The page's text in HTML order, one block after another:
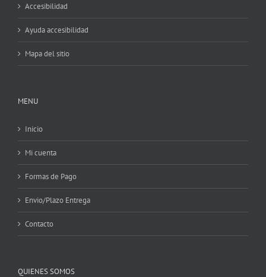
Accesibilidad
Ayuda accesibilidad
Mapa del sitio
MENU
Inicio
Mi cuenta
Formas de Pago
Envio/Plazo Entrega
Contacto
QUIENES SOMOS